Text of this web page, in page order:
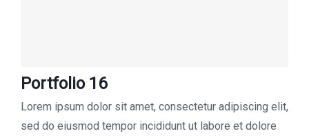
Portfolio 16
Lorem ipsum dolor sit amet, consectetur adipiscing elit,
sed do eiusmod tempor incididunt ut labore et dolore